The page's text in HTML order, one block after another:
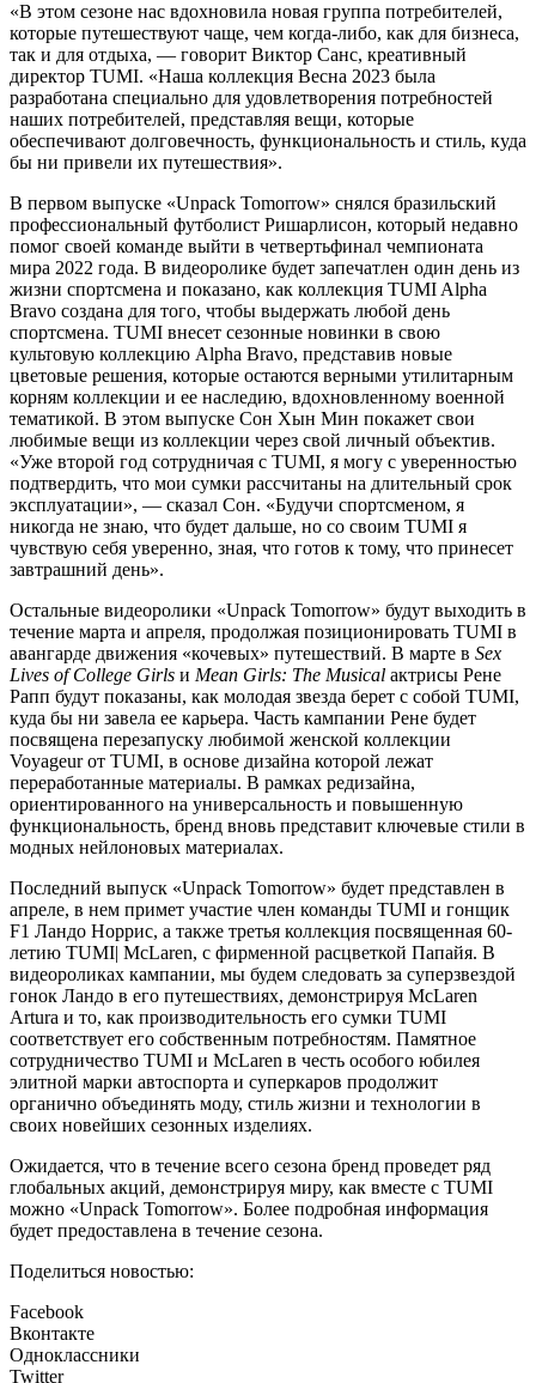
«В этом сезоне нас вдохновила новая группа потребителей,
которые путешествуют чаще, чем когда-либо, как для бизнеса,
так и для отдыха, — говорит Виктор Санс, креативный
директор TUMI. «Наша коллекция Весна 2023 была
разработана специально для удовлетворения потребностей
наших потребителей, представляя вещи, которые
обеспечивают долговечность, функциональность и стиль, куда
бы ни привели их путешествия».
В первом выпуске «Unpack Tomorrow» снялся бразильский
профессиональный футболист Ришарлисон, который недавно
помог своей команде выйти в четвертьфинал чемпионата
мира 2022 года. В видеоролике будет запечатлен один день из
жизни спортсмена и показано, как коллекция TUMI Alpha
Bravo создана для того, чтобы выдержать любой день
спортсмена. TUMI внесет сезонные новинки в свою
культовую коллекцию Alpha Bravo, представив новые
цветовые решения, которые остаются верными утилитарным
корням коллекции и ее наследию, вдохновленному военной
тематикой. В этом выпуске Сон Хын Мин покажет свои
любимые вещи из коллекции через свой личный объектив.
«Уже второй год сотрудничая с TUMI, я могу с уверенностью
подтвердить, что мои сумки рассчитаны на длительный срок
эксплуатации», — сказал Сон. «Будучи спортсменом, я
никогда не знаю, что будет дальше, но со своим TUMI я
чувствую себя уверенно, зная, что готов к тому, что принесет
завтрашний день».
Остальные видеоролики «Unpack Tomorrow» будут выходить в
течение марта и апреля, продолжая позиционировать TUMI в
авангарде движения «кочевых» путешествий. В марте в Sex
Lives of College Girls и Mean Girls: The Musical актрисы Рене
Рапп будут показаны, как молодая звезда берет с собой TUMI,
куда бы ни завела ее карьера. Часть кампании Рене будет
посвящена перезапуску любимой женской коллекции
Voyageur от TUMI, в основе дизайна которой лежат
переработанные материалы. В рамках редизайна,
ориентированного на универсальность и повышенную
функциональность, бренд вновь представит ключевые стили в
модных нейлоновых материалах.
Последний выпуск «Unpack Tomorrow» будет представлен в
апреле, в нем примет участие член команды TUMI и гонщик
F1 Ландо Норрис, а также третья коллекция посвященная 60-
летию TUMI| McLaren, с фирменной расцветкой Папайя. В
видеороликах кампании, мы будем следовать за суперзвездой
гонок Ландо в его путешествиях, демонстрируя McLaren
Artura и то, как производительность его сумки TUMI
соответствует его собственным потребностям. Памятное
сотрудничество TUMI и McLaren в честь особого юбилея
элитной марки автоспорта и суперкаров продолжит
органично объединять моду, стиль жизни и технологии в
своих новейших сезонных изделиях.
Ожидается, что в течение всего сезона бренд проведет ряд
глобальных акций, демонстрируя миру, как вместе с TUMI
можно «Unpack Tomorrow». Более подробная информация
будет предоставлена в течение сезона.
Поделиться новостью:
Facebook
Вконтакте
Одноклассники
Twitter